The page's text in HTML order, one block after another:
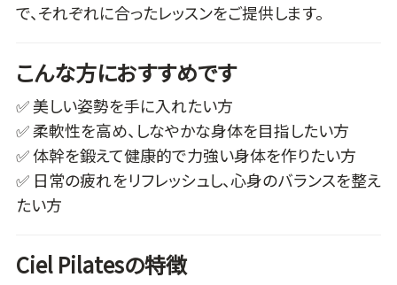
で、それぞれに合ったレッスンをご提供します。
こんな方におすすめです
✅ 美しい姿勢を手に入れたい方
✅ 柔軟性を高め、しなやかな身体を目指したい方
✅ 体幹を鍛えて健康的で力強い身体を作りたい方
✅ 日常の疲れをリフレッシュし、心身のバランスを整え
たい方
Ciel Pilatesの特徴